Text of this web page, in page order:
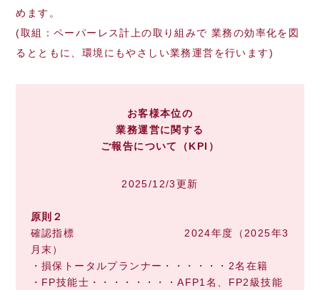
めます。
(取組：ペーパーレス計上の取り組みで 業務の効率化を図
るとともに、環境にもやさしい業務運営を行います)
お客様本位の
業務運営に関する
ご報告について
（KPI）
2025/12/3更新
原則２
確認指標 2024年度（2025年3
月末）
・損保トータルプランナー・・・・・・2名在籍
・FP技能士・・・・・・・・AFP1名、FP2級技能